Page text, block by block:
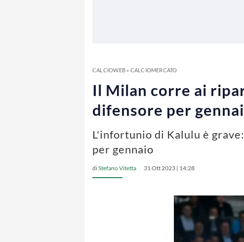
CALCIOWEB» CALCIOMERCATO
Il Milan corre ai
difensore per
L'infortunio di Kalulu è
per gennaio
diStefano Vitetta 31 Ott 2023 | 14:28